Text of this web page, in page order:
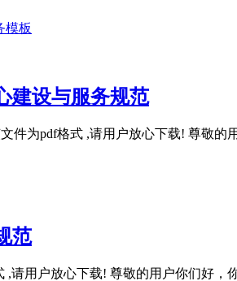
模板
建设与服务规范
件为pdf格式 ,请用户放心下载! 尊敬
范
,请用户放心下载! 尊敬的用户你们好